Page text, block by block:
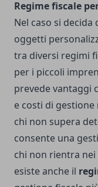
Regime fiscale
Nel caso si decida
oggetti
tra diversi regimi
per i piccoli
prevede vantaggi
e costi di
chi non supera
consente una
chi non rientra
esiste anche il